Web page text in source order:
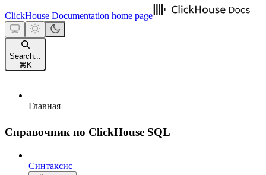
ClickHouse Documentation home page
Search...
⌘ K
Главная
Справочник по ClickHouse SQL
Синтаксис